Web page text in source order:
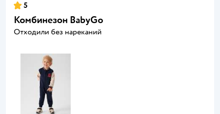
5
Комбинезон BabyGо
Отходили без нареканий